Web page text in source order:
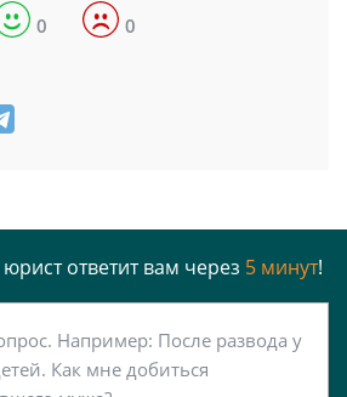
0 0
ответит вам через 5 минут!